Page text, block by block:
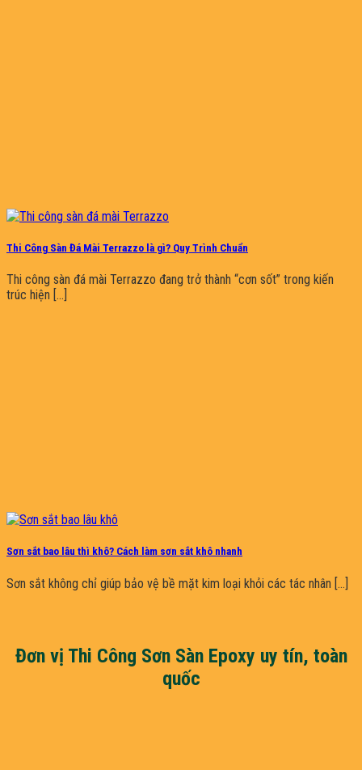
Thi Công Sàn Đá Mài Terrazzo là gì? Quy Trình Chuẩn
Thi công sàn đá mài Terrazzo đang trở thành “cơn sốt” trong kiến
trúc hiện [...]
Sơn sắt bao lâu thì khô? Cách làm sơn sắt khô nhanh
Sơn sắt không chỉ giúp bảo vệ bề mặt kim loại khỏi các tác nhân [...]
Đơn vị Thi Công Sơn Sàn Epoxy uy tín, toàn
quốc